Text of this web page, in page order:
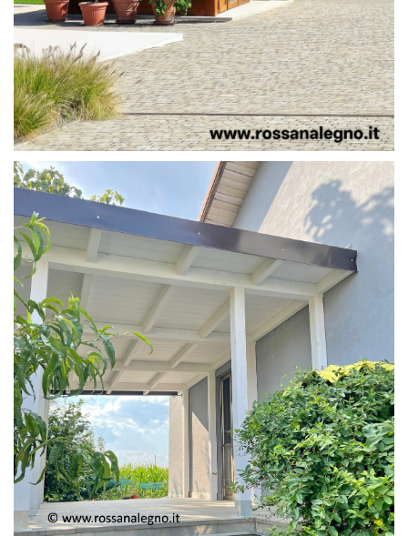
PERGOLA ADOSSATA